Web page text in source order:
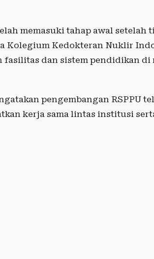
memasuki tahap awal setelah
Kolegium Kedokteran Nuklir
dan sistem pendidikan di
pengembangan RSPPU
kerja sama lintas institusi